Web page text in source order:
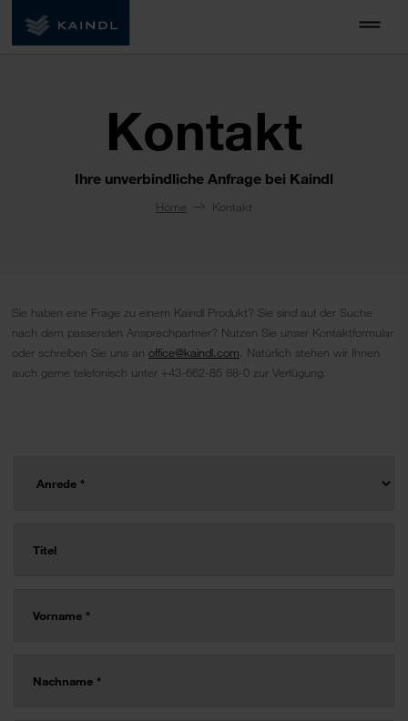
Kontakt
Ihre unverbindliche Anfrage bei Kaindl
Home Kontakt
Sie haben eine Frage zu einem Kaindl Produkt? Sie sind auf der Suche
nach dem passenden Ansprechpartner? Nutzen Sie unser Kontaktformular
oder schreiben Sie uns an office@kaindl.com . Natürlich stehen wir Ihnen
auch gerne telefonisch unter +43-662-85 88-0 zur Verfügung.